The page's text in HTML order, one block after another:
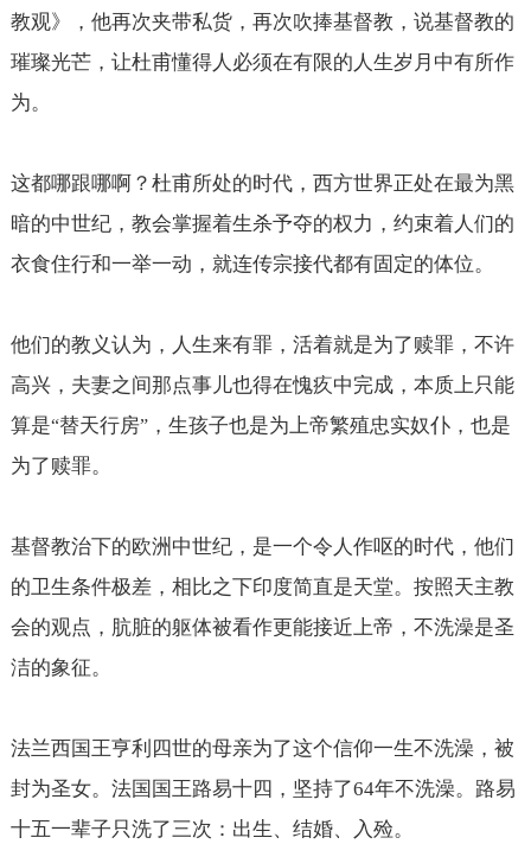
教观》，他再次夹带私货，再次吹捧基督教，说基督教的
璀璨光芒，让杜甫懂得人必须在有限的人生岁月中有所作
为。
这都哪跟哪啊？杜甫所处的时代，西方世界正处在最为黑
暗的中世纪，教会掌握着生杀予夺的权力，约束着人们的
衣食住行和一举一动，就连传宗接代都有固定的体位。
他们的教义认为，人生来有罪，活着就是为了赎罪，不许
高兴，夫妻之间那点事儿也得在愧疚中完成，本质上只能
算是“替天行房”，生孩子也是为上帝繁殖忠实奴仆，也是
为了赎罪。
基督教治下的欧洲中世纪，是一个令人作呕的时代，他们
的卫生条件极差，相比之下印度简直是天堂。按照天主教
会的观点，肮脏的躯体被看作更能接近上帝，不洗澡是圣
洁的象征。
法兰西国王亨利四世的母亲为了这个信仰一生不洗澡，被
封为圣女。法国国王路易十四，坚持了64年不洗澡。路易
十五一辈子只洗了三次：出生、结婚、入殓。